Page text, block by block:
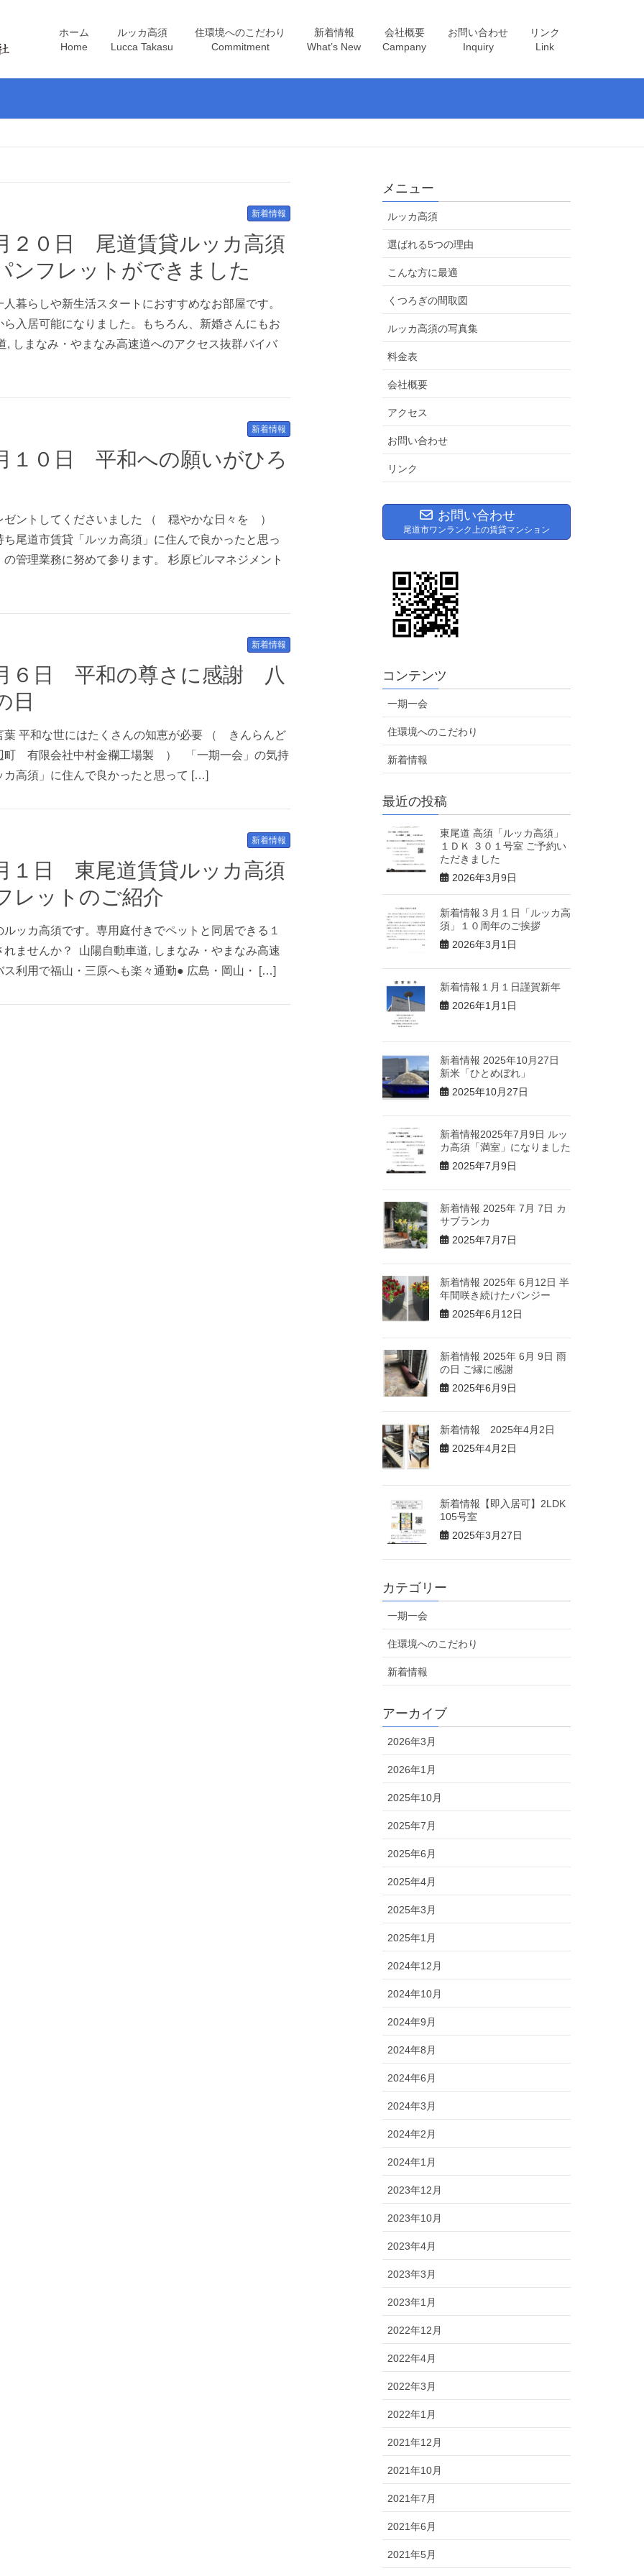
ホーム
Home
ルッカ高須
Lucca Takasu
住環境へのこだわり
Commitment
新着情報
What’s New
会社概要
Campany
お問い合わせ
Inquiry
リンク
Link
新着情報
ンフレットができました
暮らしや新生活スタートにおすすめなお部屋です。
入居可能になりました。もちろん、新婚さんにもお
, しまなみ・やまなみ高速道へのアクセス抜群バイバ
新着情報
ゼントしてくださいました （ 穏やかな日々を ）
ち尾道市賃貸「ルッカ高須」に住んで良かったと思っ
管理業務に努めて参ります。 杉原ビルマネジメント
新着情報
日
葉 平和な世にはたくさんの知恵が必要 （ きんらんど
町 有限会社中村金襴工場製 ） 「一期一会」の気持
カ高須」に住んで良かったと思って […]
新着情報
レットのご紹介
ッカ高須です。専用庭付きでペットと同居できる１
れませんか？ 山陽自動車道, しまなみ・やまなみ高速
ス利用で福山・三原へも楽々通勤● 広島・岡山・ […]
メニュー
ルッカ高須
選ばれる5つの理由
こんな方に最適
くつろぎの間取図
ルッカ高須の写真集
料金表
会社概要
アクセス
お問い合わせ
リンク
お問い合わせ
尾道市ワンランク上の賃貸マンション
コンテンツ
一期一会
住環境へのこだわり
新着情報
最近の投稿
東尾道 高須「ルッカ高須」
１ＤＫ ３０１号室 ご予約い
ただきました
2026年3月9日
新着情報３月１日「ルッカ高
須」１０周年のご挨拶
2026年3月1日
新着情報１月１日謹賀新年
2026年1月1日
新着情報 2025年10月27日
新米「ひとめぼれ」
2025年10月27日
新着情報2025年7月9日 ルッ
カ高須「満室」になりました
2025年7月9日
新着情報 2025年 7月 7日 カ
サブランカ
2025年7月7日
新着情報 2025年 6月12日 半
年間咲き続けたパンジー
2025年6月12日
新着情報 2025年 6月 9日 雨
の日 ご縁に感謝
2025年6月9日
新着情報 2025年4月2日
2025年4月2日
新着情報【即入居可】2LDK
105号室
2025年3月27日
カテゴリー
一期一会
住環境へのこだわり
新着情報
アーカイブ
2026年3月
2026年1月
2025年10月
2025年7月
2025年6月
2025年4月
2025年3月
2025年1月
2024年12月
2024年10月
2024年9月
2024年8月
2024年6月
2024年3月
2024年2月
2024年1月
2023年12月
2023年10月
2023年4月
2023年3月
2023年1月
2022年12月
2022年4月
2022年3月
2022年1月
2021年12月
2021年10月
2021年7月
2021年6月
2021年5月